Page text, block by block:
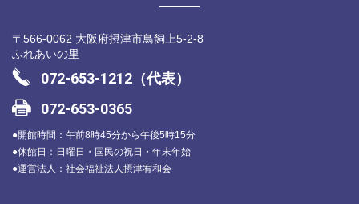
〒566-0062 大阪府摂津市鳥飼上5-2-8
ふれあいの里
072-653-1212（代表）
072-653-0365
●開館時間：午前8時45分から午後5時15分
●休館日：日曜日・国民の祝日・年末年始
●運営法人：社会福祉法人摂津宥和会